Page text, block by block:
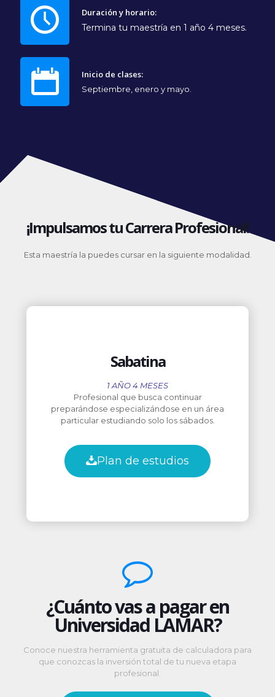
Duración y horario:
Termina tu maestría en 1 año 4 meses.
Inicio de clases:
Septiembre, enero y mayo.
¡Impulsamos tu Carrera Profesional!
Esta maestría la puedes cursar en la siguiente modalidad.
Sabatina
1 AÑO 4 MESES
Profesional que busca continuar
preparándose especializándose en un área
particular estudiando solo los sábados.
Plan de estudios
¿Cuánto vas a pagar en
Universidad LAMAR?
Conoce nuestra herramienta gratuita de calculadora para
que conozcas la inversión total de tu nueva etapa
profesional.